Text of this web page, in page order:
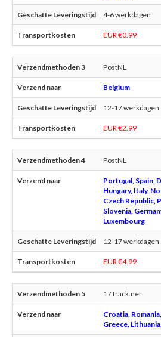
4-6 werkdagen
EUR €0.99
PostNL
Belgium
12-17 werkdagen
EUR €2.99
PostNL
Portugal, Spain,
Hungary, Italy,
Czech Republic,
Slovenia,
Luxembourg
12-17 werkdagen
EUR €4.99
17Track.net
Croatia,
Greece,